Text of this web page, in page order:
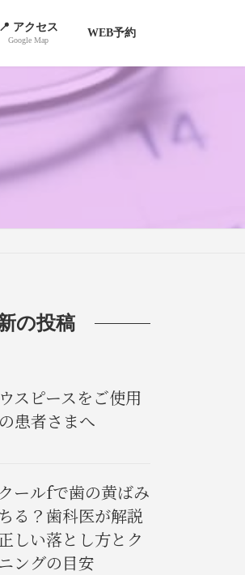
📍 アクセス
Google Map
WEB予約
の投稿
スピースをご使用
患者さまへ
ールfで歯の黄ばみ
る？歯科医が解説
しい落とし方とク
ングの目安